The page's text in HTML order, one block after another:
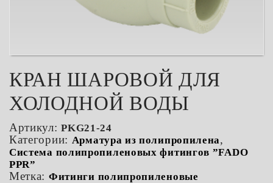
КРАН ШАРОВОЙ ДЛЯ
ХОЛОДНОЙ ВОДЫ
Артикул:PKG21-24
Категории: Арматура из полипропилена,
Система полипропиленовых фитингов ”FADO
PPR”
Метка: Фитинги полипропиленовые